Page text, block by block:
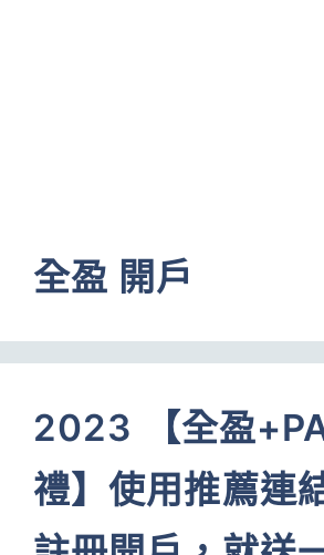
全盈 開戶
2023 【全盈
禮】使用推薦連